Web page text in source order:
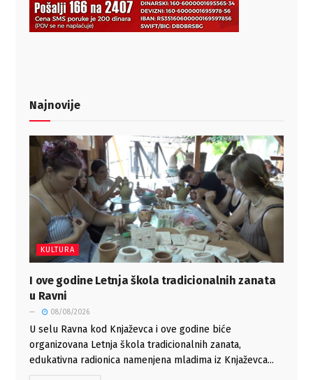
Najnovije
KULTURA
I ove godine Letnja škola tradicionalnih zanata
u Ravni
08/08/2026
U selu Ravna kod Knjaževca i ove godine biće
organizovana Letnja škola tradicionalnih zanata,
edukativna radionica namenjena mladima iz Knjaževca...